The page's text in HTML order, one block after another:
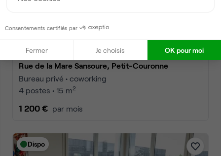
Rue de la Mare Sansoure, Petit-Couronne
Bureau privé • coworking
4 postes • 15 m2
1 200 € par mois
Dispo
Consentements certifiés par
Fermer Je choisis OK pour moi